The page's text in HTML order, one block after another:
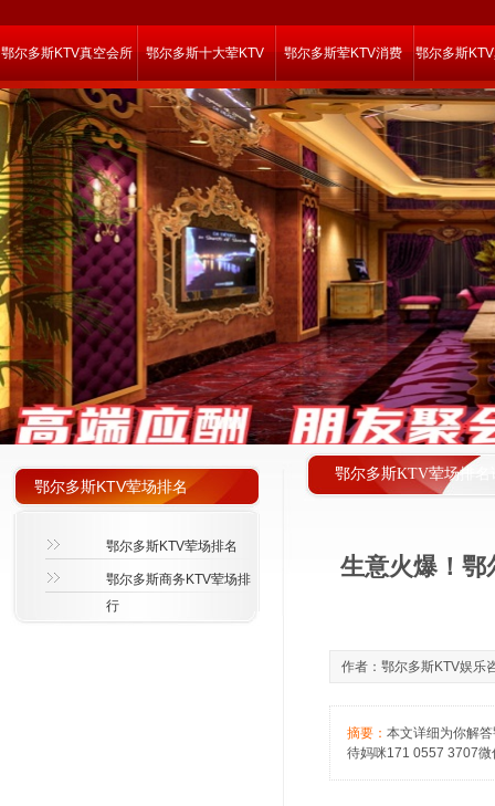
鄂尔多斯KTV真空会所 鄂尔多斯十大荤KTV 鄂尔多斯荤KTV消费 鄂尔多斯
鄂尔多斯KTV荤场排名
鄂尔多斯KTV荤场排名
鄂尔多斯KTV荤场排名
鄂尔多斯商务KTV荤场排
行
生意火爆！鄂
作者：鄂尔多斯KTV娱
摘要： 本文详细为你解
待妈咪171 0557 3707微